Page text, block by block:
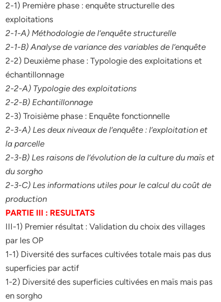
2-1) Première phase : enquête structurelle des
exploitations
2-1-A) Méthodologie de l’enquête structurelle
2-1-B) Analyse de variance des variables de l’enquête
2-2) Deuxième phase : Typologie des exploitations et
échantillonnage
2-2-A) Typologie des exploitations
2-2-B) Echantillonnage
2-3) Troisième phase : Enquête fonctionnelle
2-3-A) Les deux niveaux de l’enquête : l’exploitation et
la parcelle
2-3-B) Les raisons de l’évolution de la culture du maïs et
du sorgho
2-3-C) Les informations utiles pour le calcul du coût de
production
PARTIE III : RESULTATS
III-1) Premier résultat : Validation du choix des villages
par les OP
1-1) Diversité des surfaces cultivées totale mais pas dus
superficies par actif
1-2) Diversité des superficies cultivées en maïs mais pas
en sorgho